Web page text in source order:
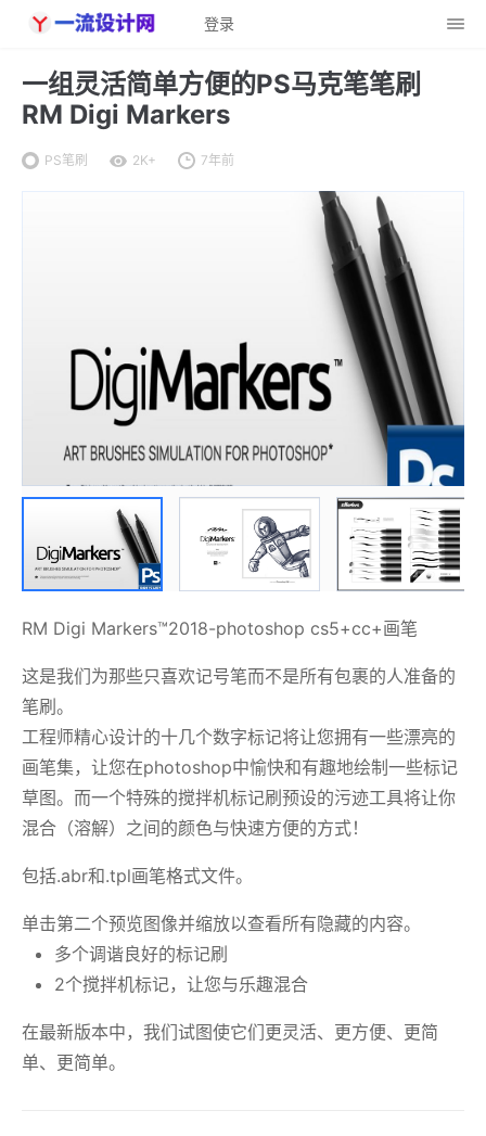
登录
一组灵活简单方便的PS马克笔笔刷
RM Digi Markers
PS笔刷 2K+ 7年前
RM Digi Markers™2018-photoshop cs5+cc+画笔
这是我们为那些只喜欢记号笔而不是所有包裹的人准备的
笔刷。
工程师精心设计的十几个数字标记将让您拥有一些漂亮的
画笔集，让您在photoshop中愉快和有趣地绘制一些标记
草图。而一个特殊的搅拌机标记刷预设的污迹工具将让你
混合（溶解）之间的颜色与快速方便的方式！
包括.abr和.tpl画笔格式文件。
单击第二个预览图像并缩放以查看所有隐藏的内容。
多个调谐良好的标记刷
2个搅拌机标记，让您与乐趣混合
在最新版本中，我们试图使它们更灵活、更方便、更简
单、更简单。